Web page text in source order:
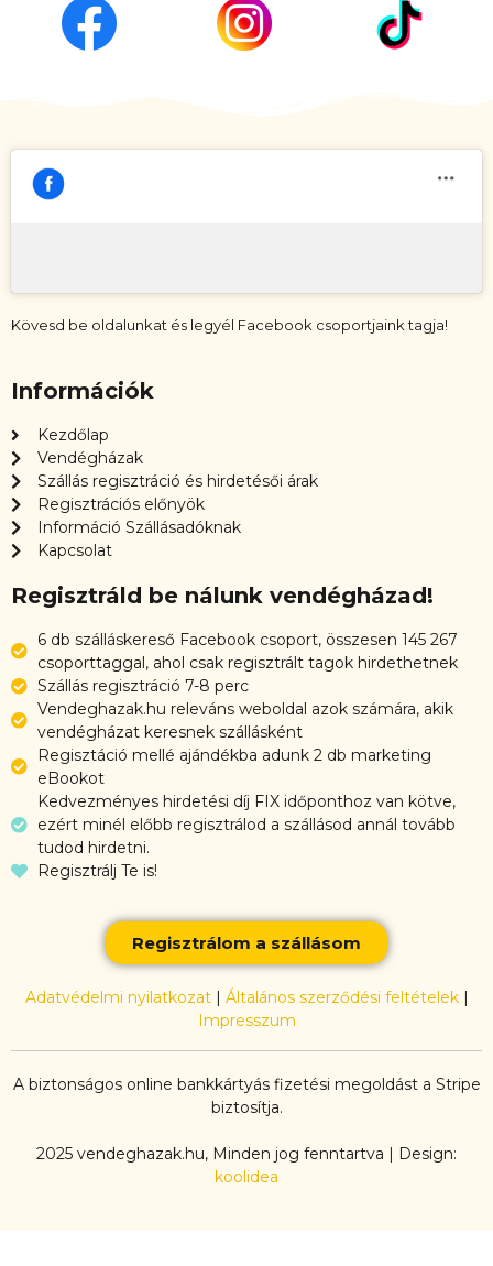
Kövesd be oldalunkat és legyél Facebook csoportjaink tagja!
Információk
Kezdőlap
Vendégházak
Szállás regisztráció és hirdetésői árak
Regisztrációs előnyök
Információ Szállásadóknak
Kapcsolat
Regisztráld be nálunk vendégházad!
6 db szálláskereső Facebook csoport, összesen 145 267
csoporttaggal, ahol csak regisztrált tagok hirdethetnek
Szállás regisztráció 7-8 perc
Vendeghazak.hu releváns weboldal azok számára, akik
vendégházat keresnek szállásként
Regisztáció mellé ajándékba adunk 2 db marketing
eBookot
Kedvezményes hirdetési díj FIX időponthoz van kötve,
ezért minél előbb regisztrálod a szállásod annál tovább
tudod hirdetni.
Regisztrálj Te is!
Regisztrálom a szállásom
Adatvédelmi nyilatkozat| Általános szerződési feltételek|
Impresszum
A biztonságos online bankkártyás fizetési megoldást a Stripe
biztosítja.
2025 vendeghazak.hu, Minden jog fenntartva | Design:
koolidea